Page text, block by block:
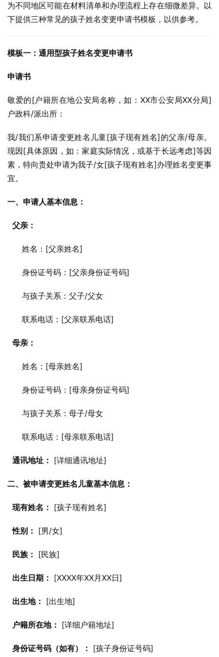
为不同地区可能在材料清单和办理流程上存在细微差异。以
下提供三种常见的孩子姓名变更申请书模板，以供参考。
模板一：通用型孩子姓名变更申请书
申请书
敬爱的[户籍所在地公安局名称，如：XX市公安局XX分局]
户政科/派出所：
我/我们系申请变更姓名儿童[孩子现有姓名]的父亲/母亲。
现因[具体原因，如：家庭实际情况，或基于长远考虑]等因
素，特向贵处申请为我子/女[孩子现有姓名]办理姓名变更事
宜。
一、申请人基本信息：
父亲：
      姓名：[父亲姓名]
      身份证号码：[父亲身份证号码]
      与孩子关系：父子/父女
      联系电话：[父亲联系电话]
母亲：
      姓名：[母亲姓名]
      身份证号码：[母亲身份证号码]
      与孩子关系：母子/母女
      联系电话：[母亲联系电话]
通讯地址： [详细通讯地址]
二、被申请变更姓名儿童基本信息：
现有姓名： [孩子现有姓名]
性别： [男/女]
民族： [民族]
出生日期： [XXXX年XX月XX日]
出生地： [出生地]
户籍所在地： [详细户籍地址]
身份证号码（如有）： [孩子身份证号码]